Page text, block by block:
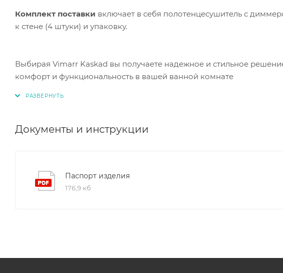
Комплект поставки включает в себя полотенцесушитель с
к стене (4 штуки) и упаковку.
Выбирая Vimarr Kaskad вы получаете надежное и стильное
комфорт и функциональность в вашей ванной комнате
Документы и инструкции
Паспорт изделия
176,9 кб